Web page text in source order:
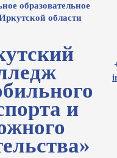
образовательное
области
и